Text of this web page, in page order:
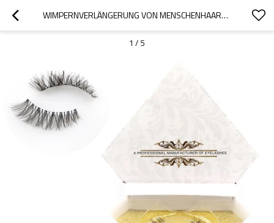
WIMPERNVERLÄNGERUNG VON MENSCHENHAARSTREIFEN MIT HOHER QUALITÄT
1 / 5